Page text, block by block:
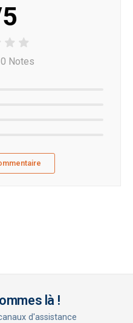
Notes
là !
d'assistance